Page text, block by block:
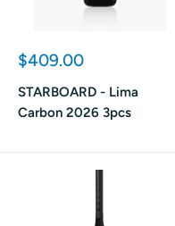
Prix
$409.00
STARBOARD - Lima
Carbon 2026 3pcs